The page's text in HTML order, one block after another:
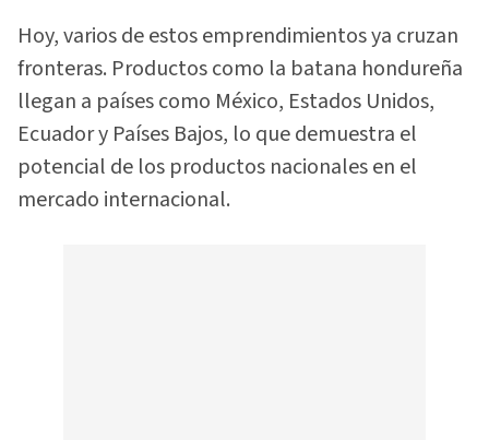
Hoy, varios de estos emprendimientos ya cruzan
fronteras. Productos como la batana hondureña
llegan a países como México, Estados Unidos,
Ecuador y Países Bajos, lo que demuestra el
potencial de los productos nacionales en el
mercado internacional.